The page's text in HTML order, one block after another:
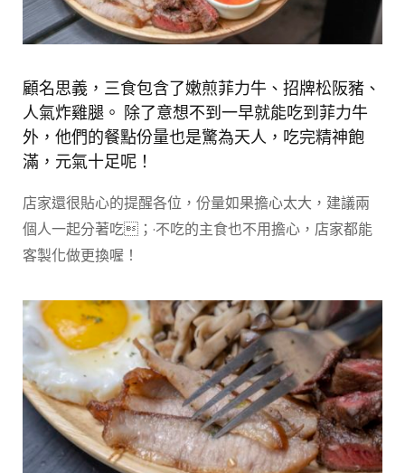
顧名思義，三食包含了嫩煎菲力牛、招牌松阪豬、
人氣炸雞腿。 除了意想不到一早就能吃到菲力牛
外，他們的餐點份量也是驚為天人，吃完精神飽
滿，元氣十足呢！
店家還很貼心的提醒各位，份量如果擔心太大，建議兩
個人一起分著吃；·不吃的主食也不用擔心，店家都能
客製化做更換喔！